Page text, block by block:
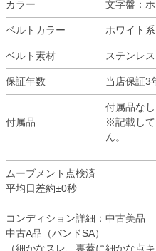
カラー 文字盤：
ベルトカラー ホワイト系
ベルト素材 ステンレ
保証年数 当店保証3
付属品
付属品なし
※記載して
ん。
ムーブメント点検済
平均日差約±0秒
コンディション詳細：中古美品
中古A品（バンドSA）
（細かなスレ、裏蓋に細かな点